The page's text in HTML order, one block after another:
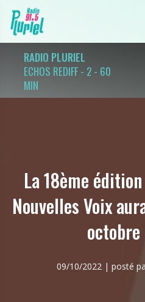
RADIO PLURIEL
ECHOS REDIFF - 2 - 60
MIN
La 18ème
Nouvelles Voix
09/10/2022 | posté